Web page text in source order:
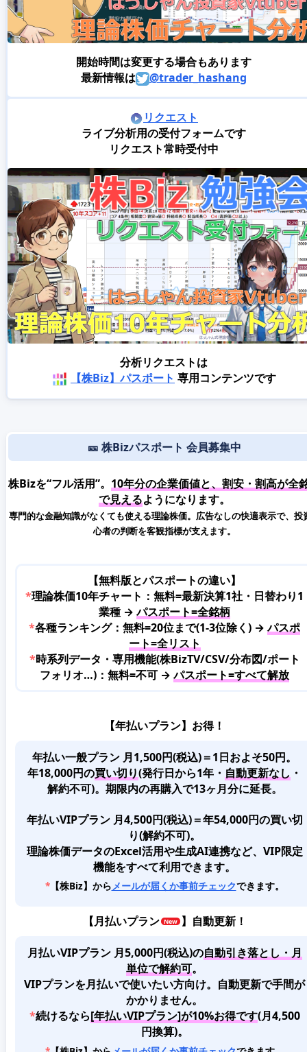
開始時間は変更する場合もあります
最新情報は
@trader_hashang
リクエスト
ライブ分析用の受付フォームです
リクエスト常時受付中
分析リクエストは
【株Biz】パスポート 専用コンテンツです
🎫 株Bizパスポート 会員募集中
株Bizを“フル活用”。 10年分の企業価値と、割安・割高が全
で見えるようになります。
専門的な金融知識がなくても使える理論株価。広告なしの快適表示で、投
心者の判断を客観指標が支えます。
【無料版とパスポートの違い】
*理論株価10年チャート：無料=最新決算1社・日替わり1
業種 →パスポート=全銘柄
*各種ランキング：無料=20位まで(1-3位除く) →パスポ
ート=全リスト
*時系列データ・専用機能(株BizTV/CSV/分布図/ポート
フォリオ…)：無料=不可 →パスポート=すべて解放
【年払いプラン】お得！
年払い一般プラン 月1,500円(税込)＝1日およそ50円。
年18,000円の買い切り(発行日から1年・ 自動更新なし ・
解約不可)。期限内の再購入で13ヶ月分に延長。
年払いVIPプラン 月4,500円(税込)＝年54,000円の買い切
り(解約不可)。
理論株価データのExcel活用や生成AI連携など、VIP限定
機能をすべて利用できます。
*【株Biz】からメールが届くか事前チェックできます。
【月払いプラン 】自動更新！
月払いVIPプラン 月5,000円(税込)の自動引き落とし・月
単位で解約可。
VIPプランを月払いで使いたい方向け。自動更新で手間が
かかりません。
*続けるなら[年払いVIPプラン]が10%お得です(月4,500
円換算)。